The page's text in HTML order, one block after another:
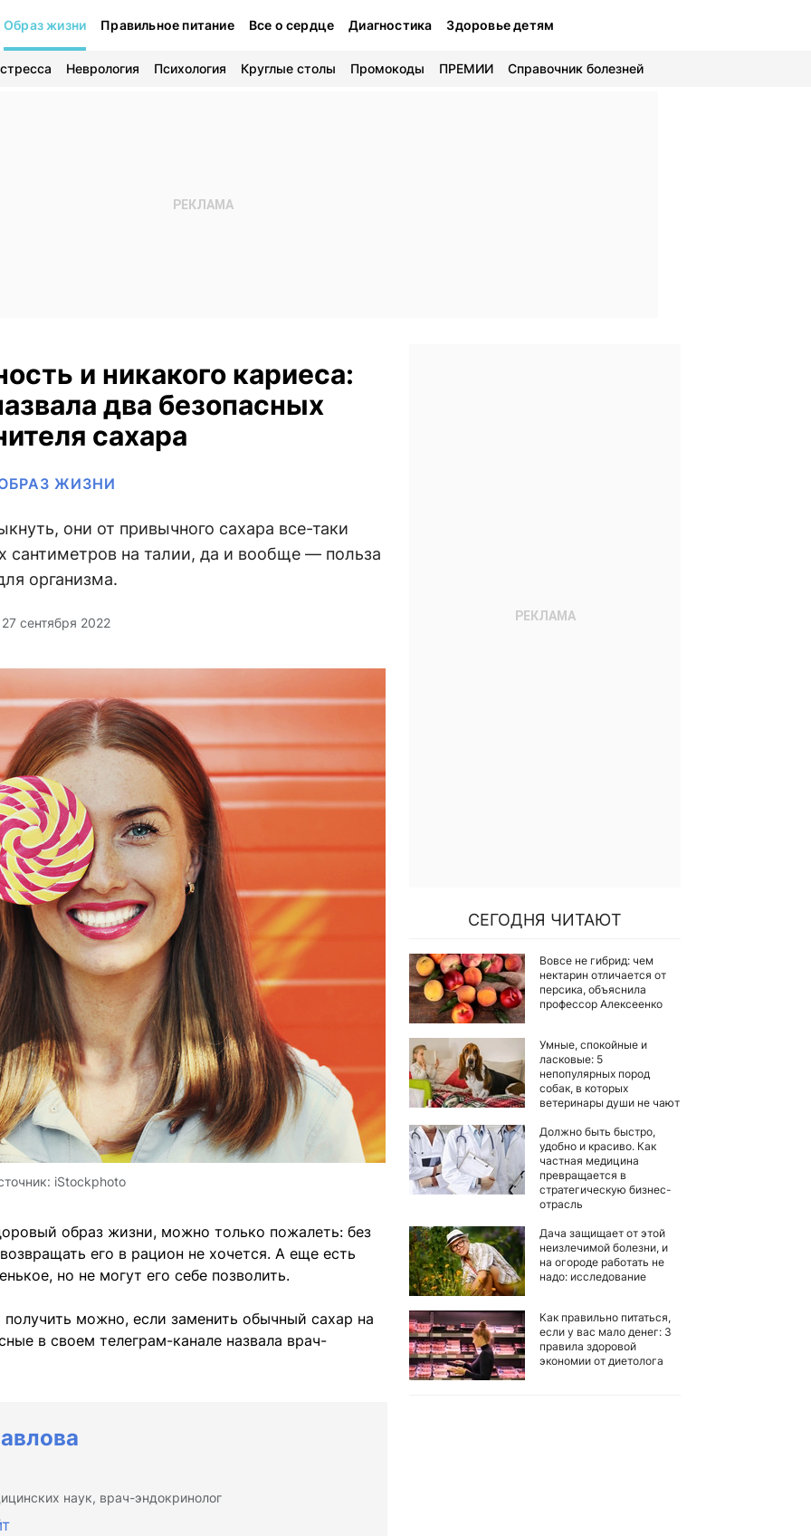
Образ жизни Правильное питание Все о сердце Диагностика Здоровье детям
Неврология Психология Круглые столы Промокоды ПРЕМИИ Справочник болезней
и никакого кариеса:
два безопасных
сахара
ЖИЗНИ
они от привычного сахара все-таки
сантиметров на талии, да и вообще — польза
организма.
27 сентября 2022
iStockphoto
образ жизни, можно только пожалеть: без
его в рацион не хочется. А еще есть
но не могут его себе позволить.
можно, если заменить обычный сахар на
в своем телеграм-канале назвала врач-
наук, врач-эндокринолог
СЕГОДНЯ ЧИТАЮТ
Вовсе не гибрид: чем
нектарин отличается от
персика, объяснила
профессор Алексеенко
Умные, спокойные и
ласковые: 5
непопулярных пород
собак, в которых
ветеринары души не чают
Должно быть быстро,
удобно и красиво. Как
частная медицина
превращается в
стратегическую бизнес-
отрасль
Дача защищает от этой
неизлечимой болезни, и
на огороде работать не
надо: исследование
Как правильно питаться,
если у вас мало денег: 3
правила здоровой
экономии от диетолога